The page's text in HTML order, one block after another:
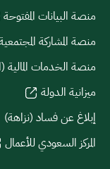
منصة البيانات المفتوحة
منصة المشاركة
منصة الخدمات المالية
ميزانية الدولة
إبلاغ عن فساد (نزاهة)
المركز السعودي للأعمال